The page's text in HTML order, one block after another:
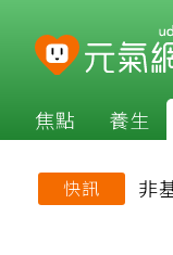
焦點 養生
快訊 非